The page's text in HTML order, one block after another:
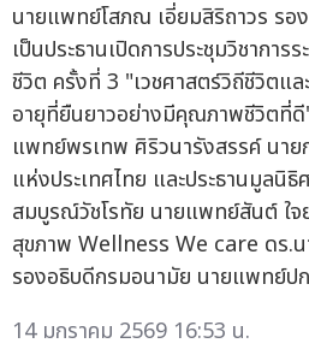
นายแพทย์โสภณ เอี่ยมสิริถาวร รอ
เป็นประธานเปิดการประชุมวิชาการ
ชีวิต ครั้งที่ 3 "เวชศาสตร์วิถีชีวิตแล
อายุที่ยืนยาวอย่างมีคุณภาพชีวิตที่
แพทย์พรเทพ ศิริวนารังสรรค์ นาย
แห่งประเทศไทย และประธานมูลนิ
สมบูรณ์วัชโรทัย นายแพทย์สันต์ ใ
สุขภาพ Wellness We care ดร.
รองอธิบดีกรมอนามัย นายแพทย์ป
14 มกราคม 2569 16:53 น.